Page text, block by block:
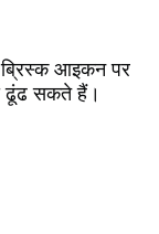
ब्रिस्क आइकन पर
ढूंढ सकते हैं।